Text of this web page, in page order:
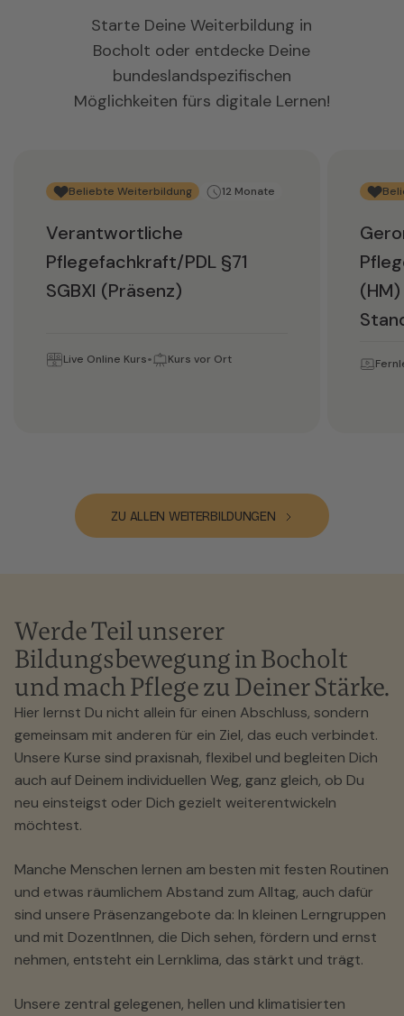
Starte Deine Weiterbildung in
Bocholt oder entdecke Deine
bundeslandspezifischen
Möglichkeiten fürs digitale Lernen!
Beliebte Weiterbildung 12 Monate
Verantwortliche
Pflegefachkraft/PDL §71
SGBXI (Präsenz)
Live Online Kurs Kurs vor Ort
ZU ALLEN WEITERBILDUNGEN
Werde Teil unserer
Bildungsbewegung in Bocholt
und mach Pflege zu Deiner Stärke.
Hier lernst Du nicht allein für einen Abschluss, sondern
gemeinsam mit anderen für ein Ziel, das euch verbindet.
Unsere Kurse sind praxisnah, flexibel und begleiten Dich
auch auf Deinem individuellen Weg, ganz gleich, ob Du
neu einsteigst oder Dich gezielt weiterentwickeln
möchtest.
Manche Menschen lernen am besten mit festen Routinen
und etwas räumlichem Abstand zum Alltag, auch dafür
sind unsere Präsenzangebote da: In kleinen Lerngruppen
und mit DozentInnen, die Dich sehen, fördern und ernst
nehmen, entsteht ein Lernklima, das stärkt und trägt.
Unsere zentral gelegenen, hellen und klimatisierten